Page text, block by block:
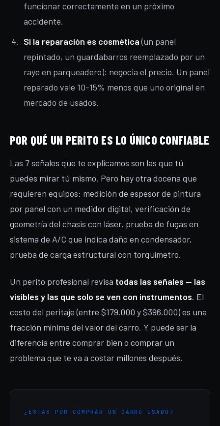
funcionar correctamente en un próximo
accidente.
Si la reparación es cosmética(un panel
repintado, un guardabarros reemplazado por un
raye en parqueadero): negocia el precio. Un panel
reparado vale 10-15% menos que uno original en
mercado de usados.
POR QUÉ UN PERITO ES LO ÚNICO CONFIABLE
Las 7 señales que te explicamos son las que tú
puedes mirar tú mismo. Pero hay otra docena que
requieren equipos: medición de espesor de pintura
por panel con un medidor digital, verificación de
geometría del chasis con láser, prueba de fugas en
sistema de A/C que indica daño en condensador,
prueba de carga estructural con torquímetro.
Un perito profesional revisa todas las señales — las
visibles y las que solo se ven con instrumentos. El
costo del peritaje (entre $179.000 y $396.000) es una
fracción mínima del valor del carro. Y puede ser la
diferencia entre comprar bien o comprar un
problema que te va a costar millones después.
¿ESTÁS POR COMPRAR UN CARRO USADO?